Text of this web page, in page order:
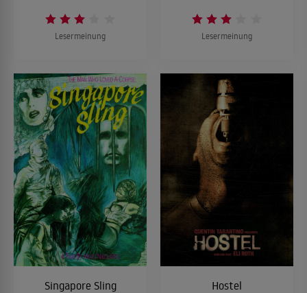
Lesermeinung Lesermeinung
Singapore Sling Hostel